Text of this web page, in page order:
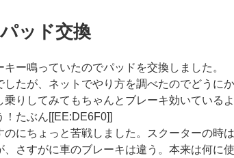
ッド交換
キー鳴っていたのでパッドを交換しました。
したが、ネットでやり方を調べたのでどうに
乗りしてみてもちゃんとブレーキ効いている
！たぶん[[EE:DE6F0]]
のにちょっと苦戦しました。スクーターの時
、さすがに車のブレーキは違う。本来は何に